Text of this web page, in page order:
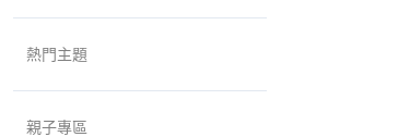
熱門主題
親子專區